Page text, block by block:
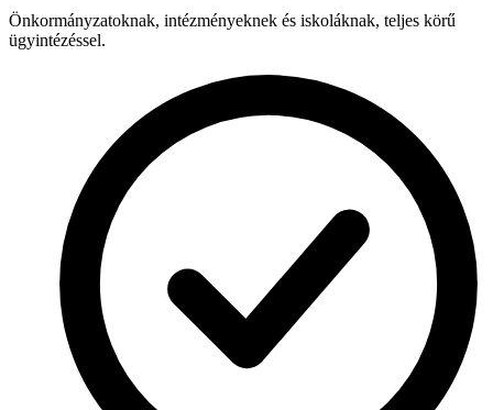
Önkormányzatoknak, intézményeknek és iskoláknak, teljes körű
ügyintézéssel.